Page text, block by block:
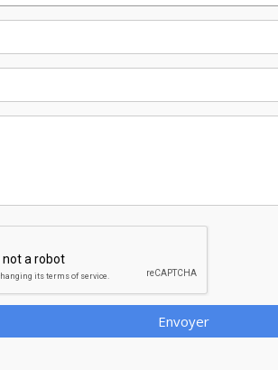
Envoyer